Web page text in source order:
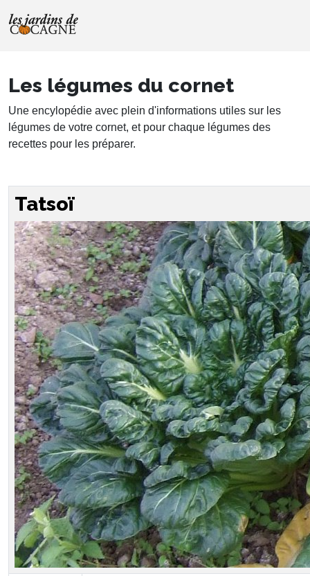
Les légumes du cornet
Une encylopédie avec plein d'informations utiles sur les
légumes de votre cornet, et pour chaque légumes des
recettes pour les préparer.
Tatsoï